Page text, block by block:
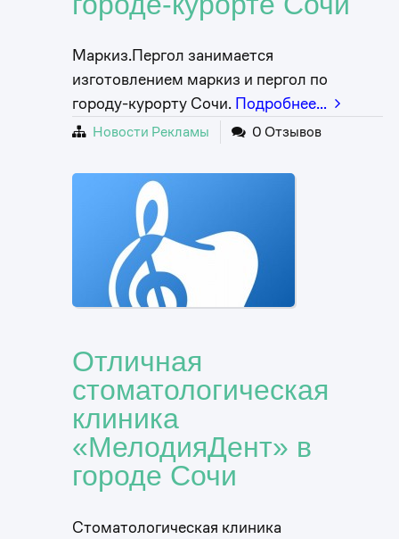
Маркиз.Пергол занимается
изготовлением маркиз и пергол по
городу-курорту Сочи. Подробнее…
Новости Рекламы 0 Отзывов
Отличная
стоматологическая
клиника
«МелодияДент» в
городе Сочи
Стоматологическая клиника